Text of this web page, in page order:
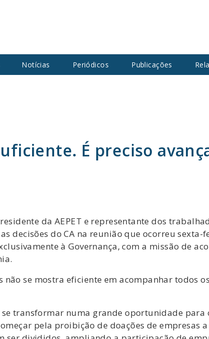
Notícias Periódicos Publicações
É preciso
da AEPET e representante dos
decisões do CA na reunião que ocorreu sexta-
à Governança, com a missão de
se mostra eficiente em acompanhar todos
transformar numa grande oportunidade para
pela proibição de doações de empresas